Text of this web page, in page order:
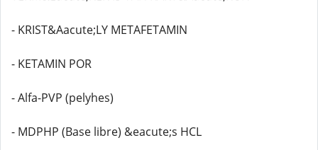
- KRIST&Aacute;LY METAFETAMIN
- KETAMIN POR
- Alfa-PVP (pelyhes)
- MDPHP (Base libre) &eacute;s HCL